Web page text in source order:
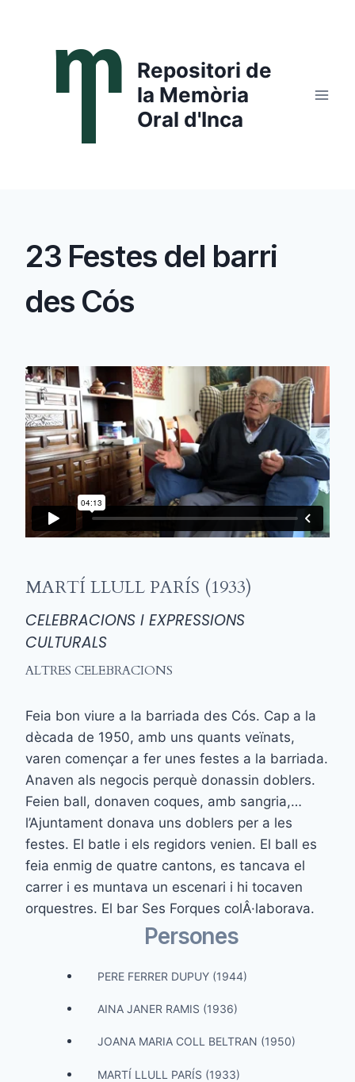
contenido
Repositori de
la Memòria
Oral d'Inca
23 Festes del barri
des Cós
MARTÍ LLULL PARÍS (1933)
CELEBRACIONS I EXPRESSIONS
CULTURALS
ALTRES CELEBRACIONS
Feia bon viure a la barriada des Cós. Cap a la
dècada de 1950, amb uns quants veïnats,
varen començar a fer unes festes a la barriada.
Anaven als negocis perquè donassin doblers.
Feien ball, donaven coques, amb sangria,…
l’Ajuntament donava uns doblers per a les
festes. El batle i els regidors venien. El ball es
feia enmig de quatre cantons, es tancava el
carrer i es muntava un escenari i hi tocaven
orquestres. El bar Ses Forques colÂ·laborava.
Persones
PERE FERRER DUPUY (1944)
AINA JANER RAMIS (1936)
JOANA MARIA COLL BELTRAN (1950)
MARTÍ LLULL PARÍS (1933)